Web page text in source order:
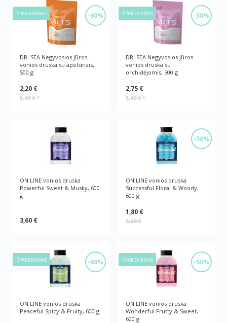
-60%
IŠPARDAVIMAS
DR. SEA Negyvosios jūros
vonios druska su apelsinais,
500 g
2,20 €
5,49 €*
-50%
IŠPARDAVIMAS
DR. SEA Negyvosios jūros
vonios druska su
orchidėjomis, 500 g
2,75 €
5,49 €*
ON LINE vonios druska
Powerful Sweet & Musky, 600
g
3,60 €
-50%
ON LINE vonios druska
Successful Floral & Woody,
600 g
1,80 €
3,60 €
-60%
IŠPARDAVIMAS
ON LINE vonios druska
Peaceful Spicy & Fruity, 600 g
-50%
IŠPARDAVIMAS
ON LINE vonios druska
Wonderful Frutty & Sweet,
600 g